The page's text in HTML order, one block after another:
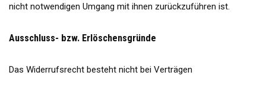
nicht notwendigen Umgang mit ihnen zurückzuführen ist.
Ausschluss- bzw. Erlöschensgründe
Das Widerrufsrecht besteht nicht bei Verträgen